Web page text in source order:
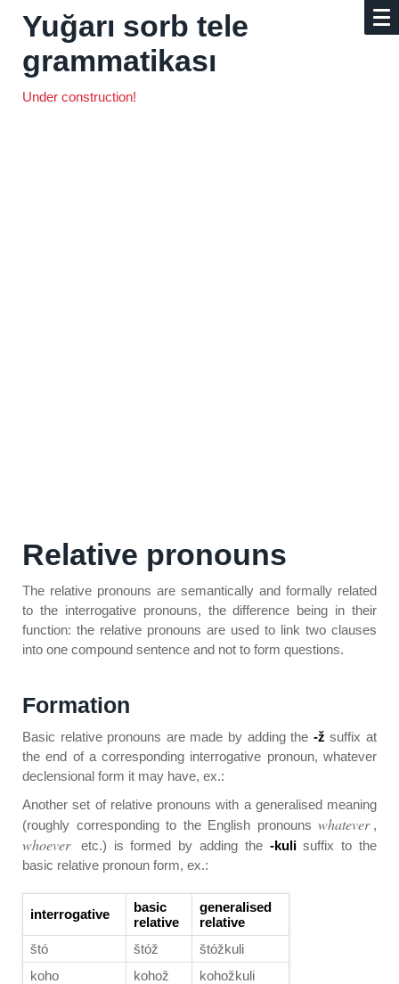
Yuğarı sorb tele
grammatikası
Under construction!
Relative pronouns
The relative pronouns are semantically and formally related
to the interrogative pronouns, the difference being in their
function: the relative pronouns are used to link two clauses
into one compound sentence and not to form questions.
Formation
Basic relative pronouns are made by adding the -ž suffix at
the end of a corresponding interrogative pronoun, whatever
declensional form it may have, ex.:
Another set of relative pronouns with a generalised meaning
(roughly corresponding to the English pronouns whatever ,
whoever etc.) is formed by adding the -kulisuffix to the
basic relative pronoun form, ex.:
interrogative
basic
relative
generalised
relative
štó
štóž
štóžkuli
koho
kohož
kohožkuli